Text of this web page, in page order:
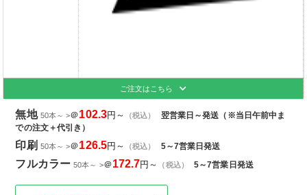
ご注文はこちら
無地 50本～ >＠102.3円～ （税込）
翌営業日～発送（※当日午前中ま
での注文＋代引き）
印刷 50本～ >＠126.5円～ （税込） 5～7営業日発送
フルカラー 50本～ >＠172.7円～ （税込） 5～7営業日発送